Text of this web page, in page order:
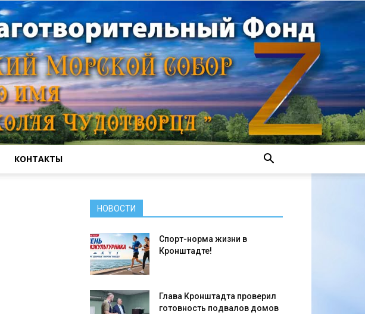
КОНТАКТЫ
НОВОСТИ
Спорт-норма жизни в
Кронштадте!
Глава Кронштадта проверил
готовность подвалов домов